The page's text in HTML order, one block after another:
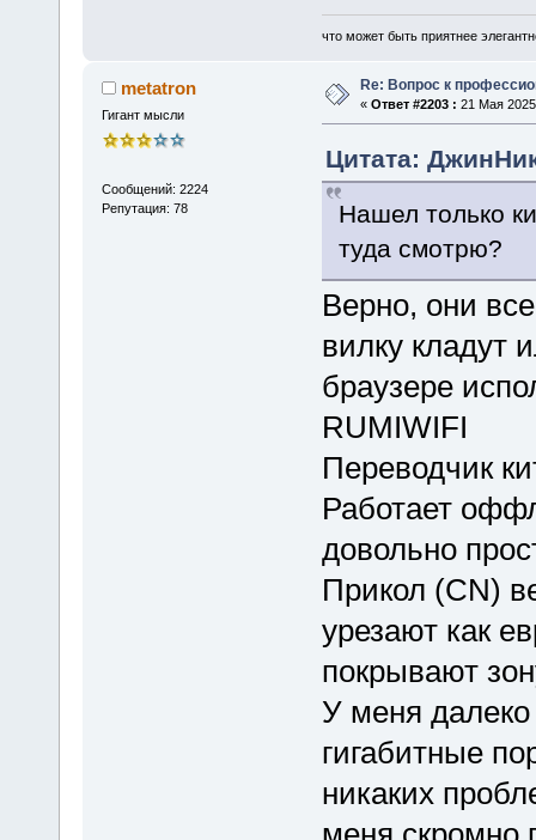
что может быть приятнее
metatron
Гигант мысли
Сообщений: 2224
Репутация: 78
Re: Вопрос к
« Ответ #2203 : 21 Мая
Цитата:
Нашел только
туда смотрю?
Верно, они
вилку кладут
браузере
RUMIWIFI
Переводчик
Работает
довольно
Прикол (СN)
урезают как
покрывают
У меня
гигабитные
никаких